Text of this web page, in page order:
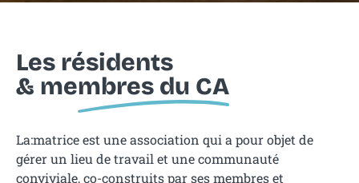
Les résidents
& membres du CA
La:matrice est une association qui a pour objet de
gérer un lieu de travail et une communauté
conviviale, co-construits par ses membres et